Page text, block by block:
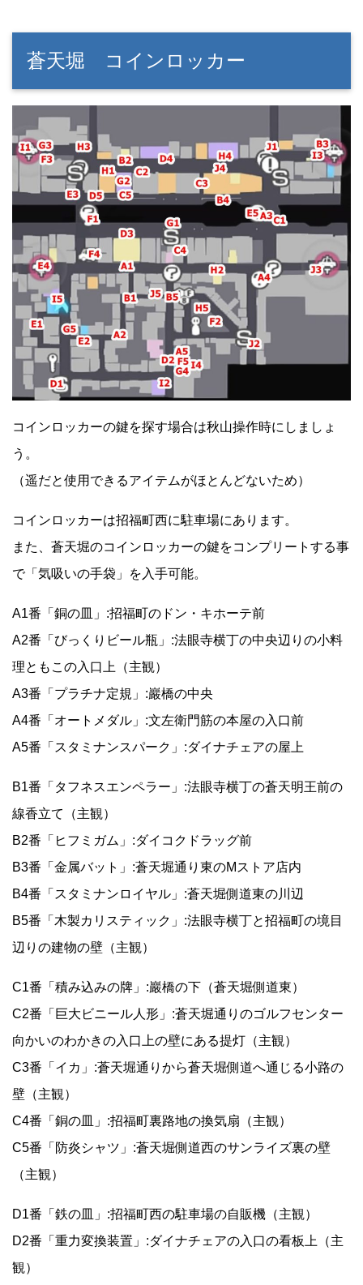
蒼天堀 コインロッカー
コインロッカーの鍵を探す場合は秋山操作時にしましょ
う。
（遥だと使用できるアイテムがほとんどないため）
コインロッカーは招福町西に駐車場にあります。
また、蒼天堀のコインロッカーの鍵をコンプリートする事
で「気吸いの手袋」を入手可能。
A1番「銅の皿」:招福町のドン・キホーテ前
A2番「びっくりビール瓶」:法眼寺横丁の中央辺りの小料
理ともこの入口上（主観）
A3番「プラチナ定規」:巖橋の中央
A4番「オートメダル」:文左衛門筋の本屋の入口前
A5番「スタミナンスパーク」:ダイナチェアの屋上
B1番「タフネスエンペラー」:法眼寺横丁の蒼天明王前の
線香立て（主観）
B2番「ヒフミガム」:ダイコクドラッグ前
B3番「金属バット」:蒼天堀通り東のMストア店内
B4番「スタミナンロイヤル」:蒼天堀側道東の川辺
B5番「木製カリスティック」:法眼寺横丁と招福町の境目
辺りの建物の壁（主観）
C1番「積み込みの牌」:巖橋の下（蒼天堀側道東）
C2番「巨大ビニール人形」:蒼天堀通りのゴルフセンター
向かいのわかきの入口上の壁にある提灯（主観）
C3番「イカ」:蒼天堀通りから蒼天堀側道へ通じる小路の
壁（主観）
C4番「銅の皿」:招福町裏路地の換気扇（主観）
C5番「防炎シャツ」:蒼天堀側道西のサンライズ裏の壁
（主観）
D1番「鉄の皿」:招福町西の駐車場の自販機（主観）
D2番「重力変換装置」:ダイナチェアの入口の看板上（主
観）